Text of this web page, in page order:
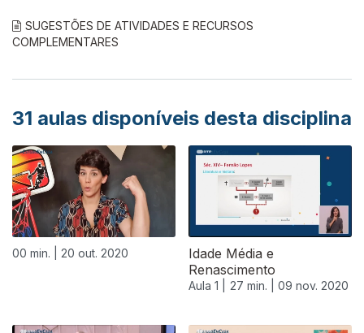
SUGESTÕES DE ATIVIDADES E RECURSOS
COMPLEMENTARES
31 aulas disponíveis desta disciplina
00 min. | 20 out. 2020
Idade Média e
Renascimento
Aula 1 | 27 min. | 09 nov. 2020